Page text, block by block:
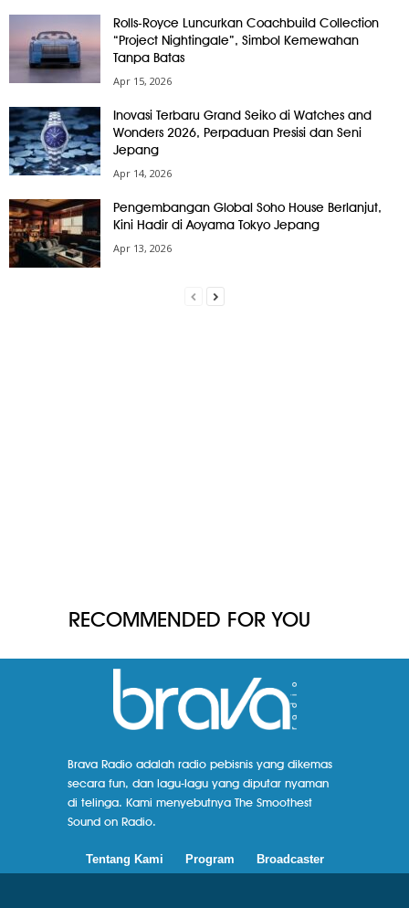
Rolls-Royce Luncurkan Coachbuild Collection
“Project Nightingale”, Simbol Kemewahan
Tanpa Batas
Apr 15, 2026
Inovasi Terbaru Grand Seiko di Watches and
Wonders 2026, Perpaduan Presisi dan Seni
Jepang
Apr 14, 2026
Pengembangan Global Soho House Berlanjut,
Kini Hadir di Aoyama Tokyo Jepang
Apr 13, 2026
RECOMMENDED FOR YOU
Brava Radio adalah radio pebisnis yang dikemas
secara fun, dan lagu-lagu yang diputar nyaman
di telinga. Kami menyebutnya The Smoothest
Sound on Radio.
Tentang Kami Program Broadcaster